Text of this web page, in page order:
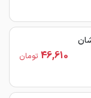
46,610 تومان